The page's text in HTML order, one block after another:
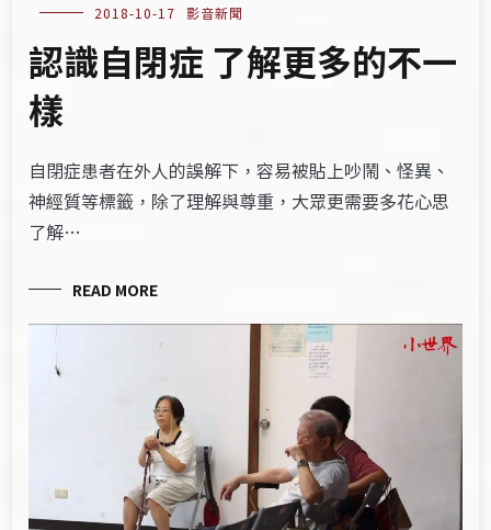
2018-10-17 影音新聞
認識自閉症 了解更多的不一
樣
自閉症患者在外人的誤解下，容易被貼上吵鬧、怪異、
神經質等標籤，除了理解與尊重，大眾更需要多花心思
了解…
READ MORE